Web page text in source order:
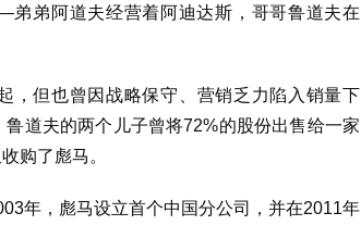
弟阿道夫经营着阿迪达斯，哥哥鲁道夫在
，但也曾因战略保守、营销乏力陷入销量下
道夫的两个儿子曾将72%的股份出售给一家
购了彪马。
年，彪马设立首个中国分公司，并在2011年